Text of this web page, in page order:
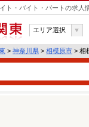
ト・バイト・パートの求人
東
エリア選択
> 神奈川県 > 相模原市 > 相